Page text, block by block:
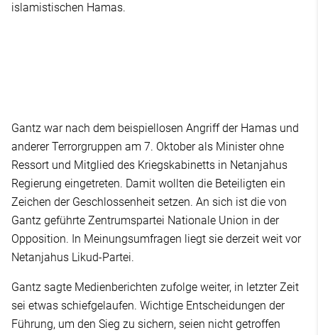
islamistischen Hamas.
Gantz war nach dem beispiellosen Angriff der Hamas und
anderer Terrorgruppen am 7. Oktober als Minister ohne
Ressort und Mitglied des Kriegskabinetts in Netanjahus
Regierung eingetreten. Damit wollten die Beteiligten ein
Zeichen der Geschlossenheit setzen. An sich ist die von
Gantz geführte Zentrumspartei Nationale Union in der
Opposition. In Meinungsumfragen liegt sie derzeit weit vor
Netanjahus Likud-Partei.
Gantz sagte Medienberichten zufolge weiter, in letzter Zeit
sei etwas schiefgelaufen. Wichtige Entscheidungen der
Führung, um den Sieg zu sichern, seien nicht getroffen